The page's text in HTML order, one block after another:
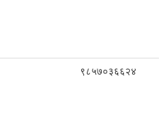
९८५७०३६६२४